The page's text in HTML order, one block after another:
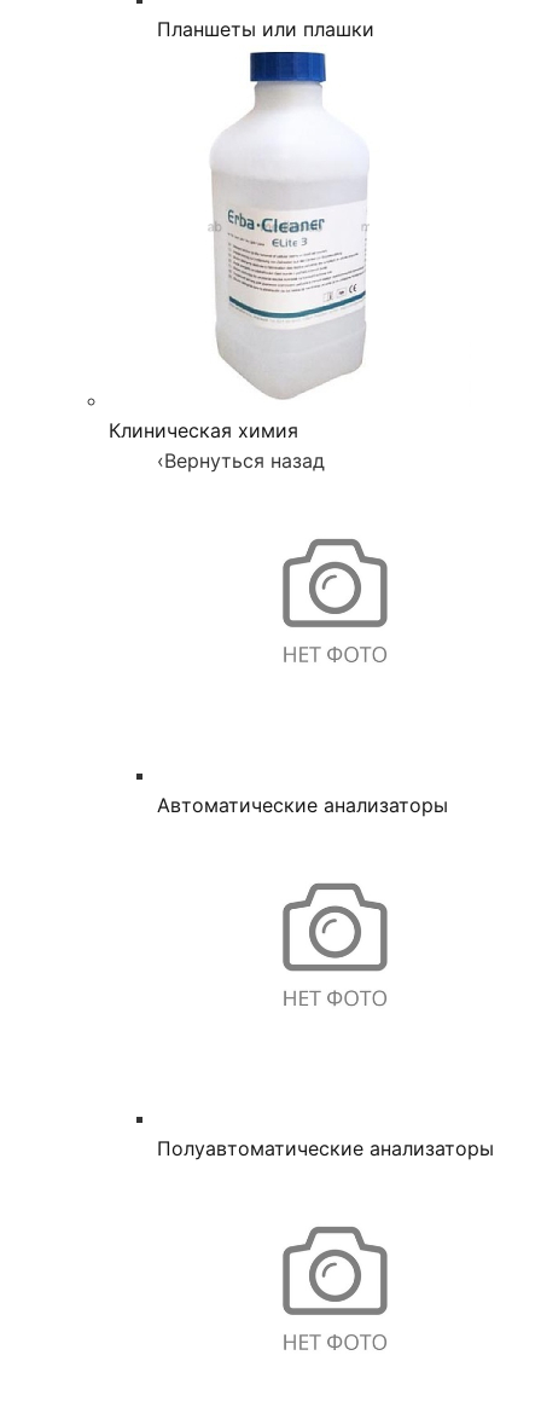
Планшеты или плашки
Клиническая химия
‹Вернуться назад
Автоматические анализаторы
Полуавтоматические анализаторы